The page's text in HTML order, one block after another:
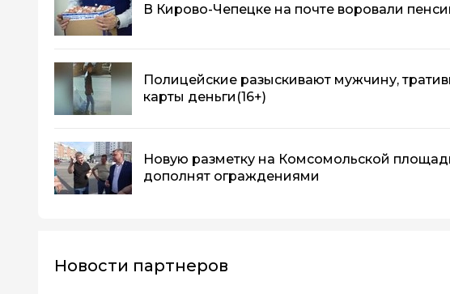
В Кирово-Чепецке на почте воровали
Полицейские разыскивают мужчину,
карты деньги (16+)
Новую разметку на Комсомольской
дополнят ограждениями
Новости партнеров